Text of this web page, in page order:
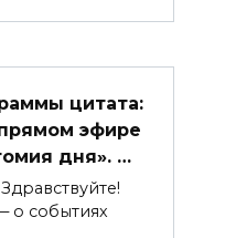
цитата:
эфире
дня». …
о событиях